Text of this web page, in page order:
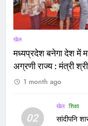
Latest
राज्य